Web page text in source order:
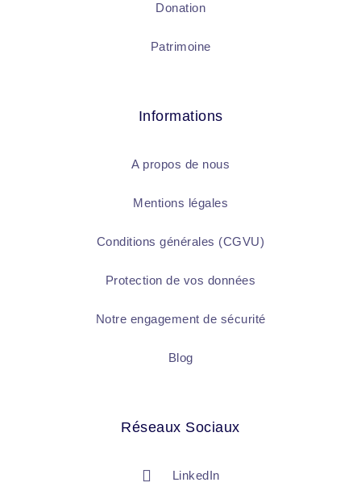
Donation
Patrimoine
Informations
A propos de nous
Mentions légales
Conditions générales (CGVU)
Protection de vos données
Notre engagement de sécurité
Blog
Réseaux Sociaux
LinkedIn